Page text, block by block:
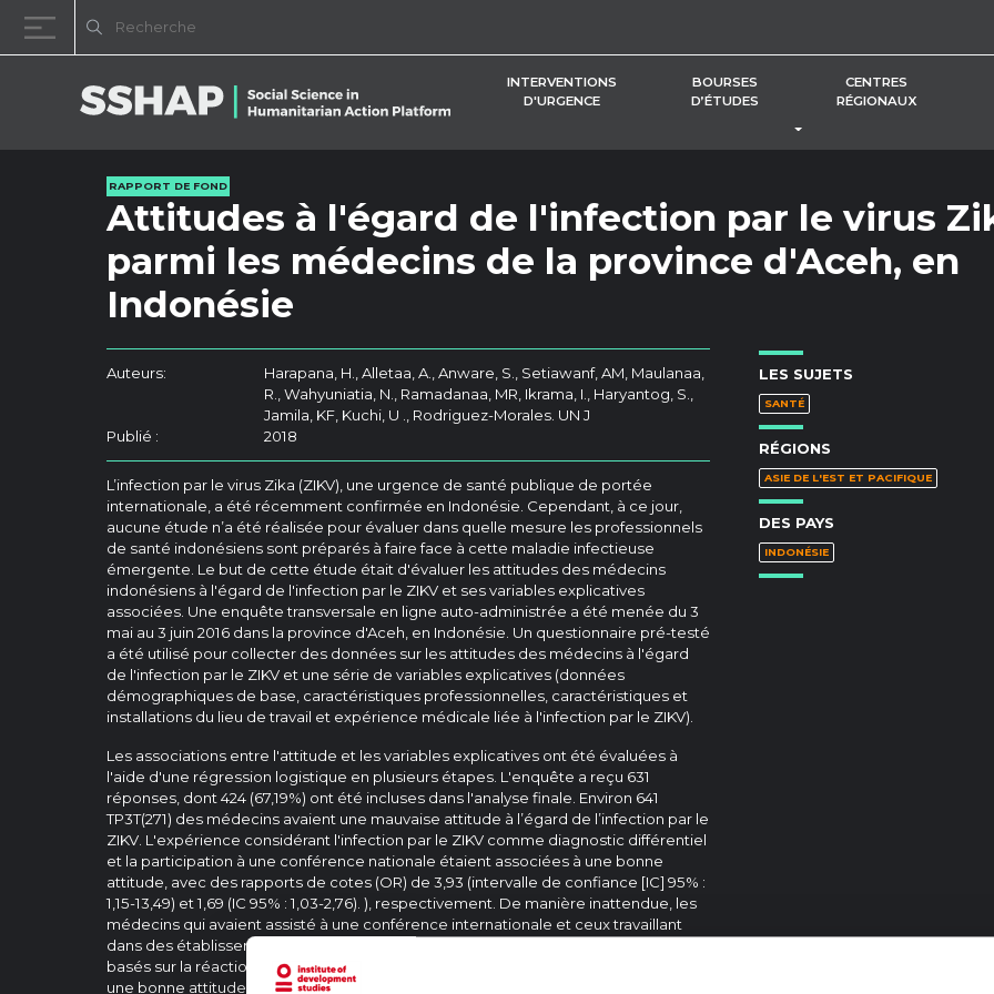
INTERVENTIONS
D'URGENCE
BOURSES
D’ÉTUDES
CENTRES
RÉGIONAUX
BASCULER LE MENU
RAPPORT DE FOND
Attitudes à l'égard de l'infection par le virus
parmi les médecins de la province d'Aceh, en
Indonésie
Auteurs:
Harapana, H., Alletaa, A., Anware, S., Setiawanf, AM, Maulanaa,
R., Wahyuniatia, N., Ramadanaa, MR, Ikrama, I., Haryantog, S.,
Jamila, KF, Kuchi, U ., Rodriguez-Morales. UN J
Publié :
2018
L’infection par le virus Zika (ZIKV), une urgence de santé publique de portée
internationale, a été récemment confirmée en Indonésie. Cependant, à ce jour,
aucune étude n’a été réalisée pour évaluer dans quelle mesure les professionnels
de santé indonésiens sont préparés à faire face à cette maladie infectieuse
émergente. Le but de cette étude était d'évaluer les attitudes des médecins
indonésiens à l'égard de l'infection par le ZIKV et ses variables explicatives
associées. Une enquête transversale en ligne auto-administrée a été menée du 3
mai au 3 juin 2016 dans la province d'Aceh, en Indonésie. Un questionnaire pré-testé
a été utilisé pour collecter des données sur les attitudes des médecins à l'égard
de l'infection par le ZIKV et une série de variables explicatives (données
démographiques de base, caractéristiques professionnelles, caractéristiques et
installations du lieu de travail et expérience médicale liée à l'infection par le ZIKV).
Les associations entre l'attitude et les variables explicatives ont été évaluées à
l'aide d'une régression logistique en plusieurs étapes. L'enquête a reçu 631
réponses, dont 424 (67,19%) ont été incluses dans l'analyse finale. Environ 641
TP3T(271) des médecins avaient une mauvaise attitude à l’égard de l’infection par le
ZIKV. L'expérience considérant l'infection par le ZIKV comme diagnostic différentiel
et la participation à une conférence nationale étaient associées à une bonne
attitude, avec des rapports de cotes (OR) de 3,93 (intervalle de confiance [IC] 95% :
1,15-13,49) et 1,69 (IC 95% : 1,03-2,76). ), respectivement. De manière inattendue, les
médecins qui avaient assisté à une conférence internationale et ceux travaillant
dans des établissements dotés d'installations de diagnostic moléculaire (tests
basés sur la réaction en chaîne par polymérase) avaient moins de chances d'avoir
une bonne attitude (OR : 0,35 [95%, IC : 0,15-0,84] et 0,42 [95% IC : 0,19-0,95],
LES SUJETS
SANTÉ
RÉGIONS
ASIE DE L'EST ET PACIFIQUE
DES PAYS
INDONÉSIE